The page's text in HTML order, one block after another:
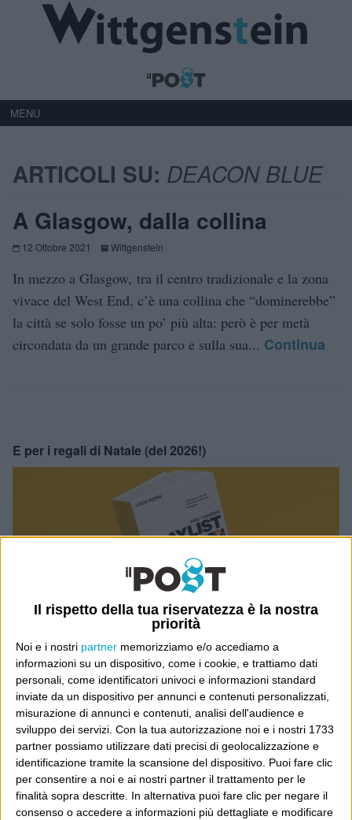
Il rispetto della tua riservatezza è la nostra
priorità
Noi e i nostri partner memorizziamo e/o accediamo a
informazioni su un dispositivo, come i cookie, e trattiamo dati
personali, come identificatori univoci e informazioni standard
inviate da un dispositivo per annunci e contenuti personalizzati,
misurazione di annunci e contenuti, analisi dell'audience e
sviluppo dei servizi. Con la tua autorizzazione noi e i nostri 1733
partner possiamo utilizzare dati precisi di geolocalizzazione e
identificazione tramite la scansione del dispositivo. Puoi fare clic
per consentire a noi e ai nostri partner il trattamento per le
finalità sopra descritte. In alternativa puoi fare clic per negare il
consenso o accedere a informazioni più dettagliate e modificare
MENU
ARTICOLI SU: DEACON BLUE
A Glasgow, dalla collina
12 Ottobre 2021 Wittgenstein
In mezzo a Glasgow, tra il centro tradizionale e la zona
vivace del West End, c’è una collina che “dominerebbe”
la città se solo fosse un po’ più alta: però è per metà
circondata da un grande parco e sulla sua... Continua
E per i regali di Natale (del 2026!)